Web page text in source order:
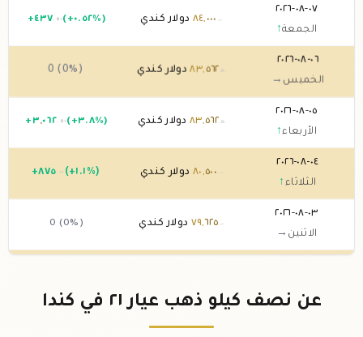
٠٧-٠٨-٢٠٢٦
الجمعة↑
٨٤,٠٠٠ .٠٠ دولار كندي +٤٣٧ .٥٠ (+٠.٥٢%)
٠٦-٠٨-٢٠٢٦
الخميس →
٨٣,٥٦٢ .٥٠ دولار كندي 0 (0%)
٠٥-٠٨-٢٠٢٦
الأربعاء↑
٨٣,٥٦٢.٥٠ دولار كندي + ٣,٠٦٢ .٥٠ (+٣.٨%)
٠٤-٠٨-٢٠٢٦
الثلاثاء ↑
٨٠ ,٥٠٠ .٠٠ دولار كندي +٨٧٥ .٠٠ (+١.١%)
٠٣-٠٨-٢٠٢٦
الاثنين →
٧٩,٦٢٥ .٠٠ دولار كندي 0 (0%)
٧٩,٦٢٥ دولار كندي
عن نصف كيلو ذهب عيار ٢١ في كندا